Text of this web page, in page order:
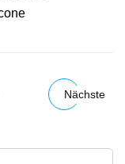
Nächste